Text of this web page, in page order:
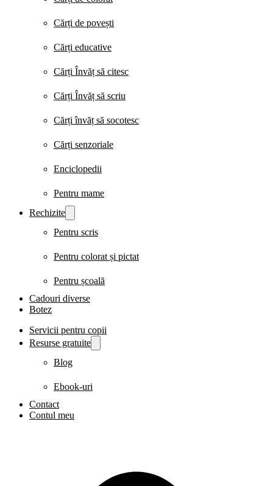
Cărți de povești
Cărți educative
Cărți Învăț să citesc
Cărți Învăț să scriu
Cărți învăț să socotesc
Cărți senzoriale
Enciclopedii
Pentru mame
Rechizite
Pentru scris
Pentru colorat și pictat
Pentru școală
Cadouri diverse
Botez
Servicii pentru copii
Resurse gratuite
Blog
Ebook-uri
Contact
Contul meu